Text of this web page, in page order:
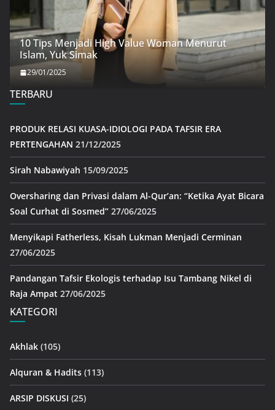
10 Tips Menjadi High Value Woman Menurut
Islam, Yuk Simak
29/01/2025
TERBARU
PRODUK RELASI KUASA-IDIOLOGI PADA TAFSIR ERA
PERTENGAHAN 21/12/2025
Sirah Nabawiyah 15/09/2025
Oversharing dan Privasi dalam Al-Qur’an: “Ketika Ayat Bicara
Soal Curhat di Sosmed” 27/06/2025
Menyikapi Fatherless, Kisah Lukman Menjadi Cerminan
27/06/2025
Pandangan Tafsir Ekologis terhadap Isu Tambang Nikel di
Raja Ampat 27/06/2025
KATEGORI
Akhlak (105)
Alquran & Hadits (113)
ARSIP DISKUSI (25)